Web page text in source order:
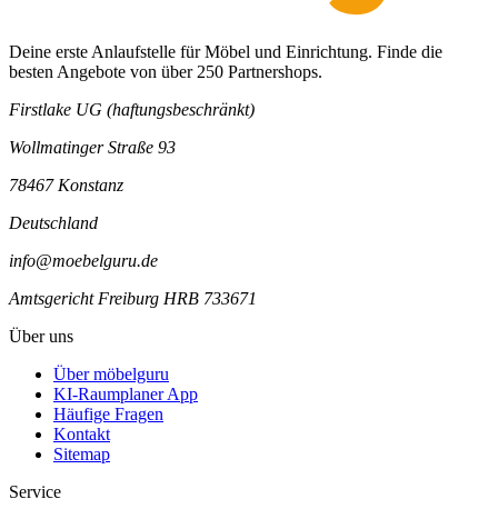
Deine erste Anlaufstelle für Möbel und Einrichtung. Finde die
besten Angebote von über 250 Partnershops.
Firstlake UG (haftungsbeschränkt)
Wollmatinger Straße 93
78467 Konstanz
Deutschland
info@moebelguru.de
Amtsgericht Freiburg HRB 733671
Über uns
Über möbelguru
KI-Raumplaner App
Häufige Fragen
Kontakt
Sitemap
Service